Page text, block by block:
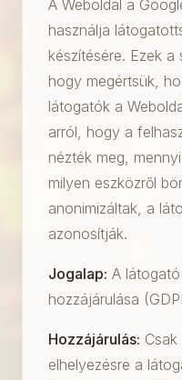
A Weboldal a
használja
készítésére. Ezek a
hogy megértsük,
látogatók a
arról, hogy a
nézték meg,
milyen eszközről
anonimizáltak, a
azonosítják.
Jogalap: A
hozzájárulása
Hozzájárulás:
elhelyezésre a